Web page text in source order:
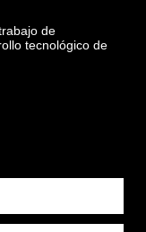
de
tecnológico de